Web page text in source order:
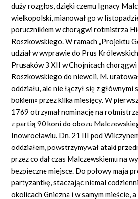
duży rozgłos, dzięki czemu Ignacy
wielkopolski, mianował go w
porucznikiem w chorągwi rotmistrza
Roszkowskiego. W ramach „Projektu
udział w wyprawie do Prus
Prusaków 3 XII w Chojnicach
Roszkowskiego do niewoli, M.
oddziału, ale nie łączył się z głównymi
bokiem» przez kilka miesięcy. W
1769 otrzymał nominację na
z partią 90 koni do obozu
Inowrocławiu. Dn. 21 III pod
oddziałem, powstrzymywał ataki
przez co dał czas Malczewskiemu na
bezpieczne miejsce. Do połowy maja
partyzantkę, staczając niemal
okolicach Gniezna i w samym mieście,